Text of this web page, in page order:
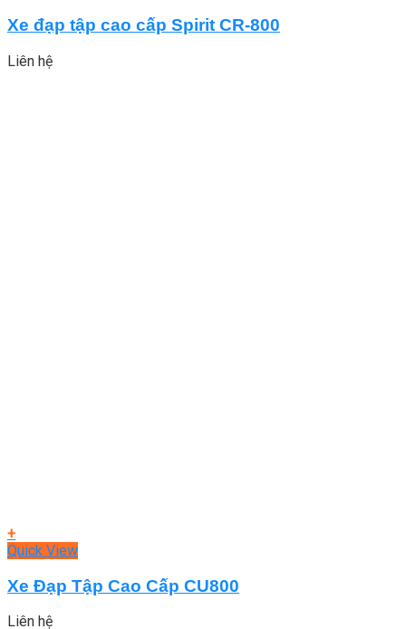
Xe đạp tập cao cấp Spirit CR-800
Liên hệ
+
Quick View
Xe Đạp Tập Cao Cấp CU800
Liên hệ